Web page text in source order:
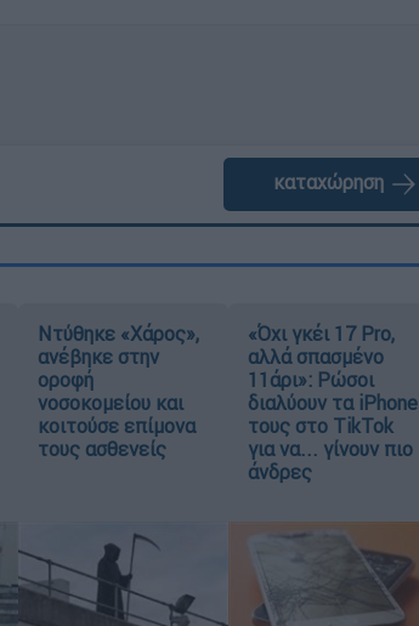
καταχώρηση
Ντύθηκε «Χάρος»,
ανέβηκε στην
οροφή
νοσοκομείου και
κοιτούσε επίμονα
τους ασθενείς
«Όχι γκέι 17 Pro,
αλλά σπασμένο
11άρι»: Ρώσοι
διαλύουν τα iPhone
τους στο TikTok
για να... γίνουν πιο
άνδρες